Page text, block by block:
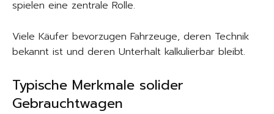
spielen eine zentrale Rolle.
Viele Käufer bevorzugen Fahrzeuge, deren Technik
bekannt ist und deren Unterhalt kalkulierbar bleibt.
Typische Merkmale solider
Gebrauchtwagen